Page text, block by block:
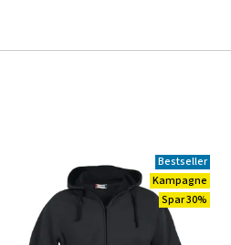
Bestseller
Kampagne
Spar 30%